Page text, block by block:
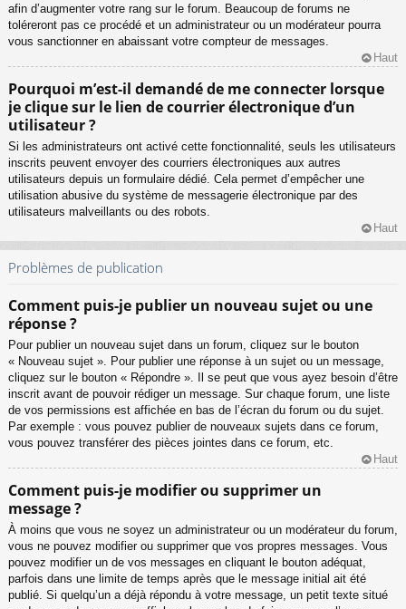
afin d’augmenter votre rang sur le forum. Beaucoup de forums ne
toléreront pas ce procédé et un administrateur ou un modérateur pourra
vous sanctionner en abaissant votre compteur de messages.
Haut
Pourquoi m’est-il demandé de me connecter lorsque
je clique sur le lien de courrier électronique d’un
utilisateur ?
Si les administrateurs ont activé cette fonctionnalité, seuls les utilisateurs
inscrits peuvent envoyer des courriers électroniques aux autres
utilisateurs depuis un formulaire dédié. Cela permet d’empêcher une
utilisation abusive du système de messagerie électronique par des
utilisateurs malveillants ou des robots.
Haut
Problèmes de publication
Comment puis-je publier un nouveau sujet ou une
réponse ?
Pour publier un nouveau sujet dans un forum, cliquez sur le bouton
« Nouveau sujet ». Pour publier une réponse à un sujet ou un message,
cliquez sur le bouton « Répondre ». Il se peut que vous ayez besoin d’être
inscrit avant de pouvoir rédiger un message. Sur chaque forum, une liste
de vos permissions est affichée en bas de l’écran du forum ou du sujet.
Par exemple : vous pouvez publier de nouveaux sujets dans ce forum,
vous pouvez transférer des pièces jointes dans ce forum, etc.
Haut
Comment puis-je modifier ou supprimer un
message ?
À moins que vous ne soyez un administrateur ou un modérateur du forum,
vous ne pouvez modifier ou supprimer que vos propres messages. Vous
pouvez modifier un de vos messages en cliquant le bouton adéquat,
parfois dans une limite de temps après que le message initial ait été
publié. Si quelqu’un a déjà répondu à votre message, un petit texte situé